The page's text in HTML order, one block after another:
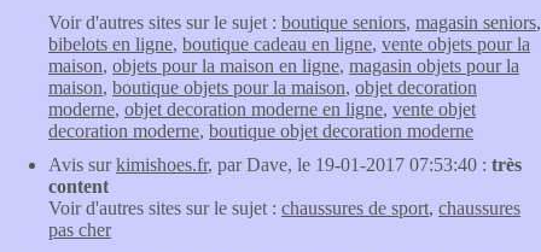
Voir d'autres sites sur le sujet : boutique seniors, magasin seniors,
bibelots en ligne, boutique cadeau en ligne, vente objets pour la
maison, objets pour la maison en ligne, magasin objets pour la
maison, boutique objets pour la maison, objet decoration
moderne, objet decoration moderne en ligne, vente objet
decoration moderne, boutique objet decoration moderne
Avis surkimishoes.fr, par Dave, le 19-01-2017 07:53:40 : très
content
Voir d'autres sites sur le sujet : chaussures de sport, chaussures
pas cher